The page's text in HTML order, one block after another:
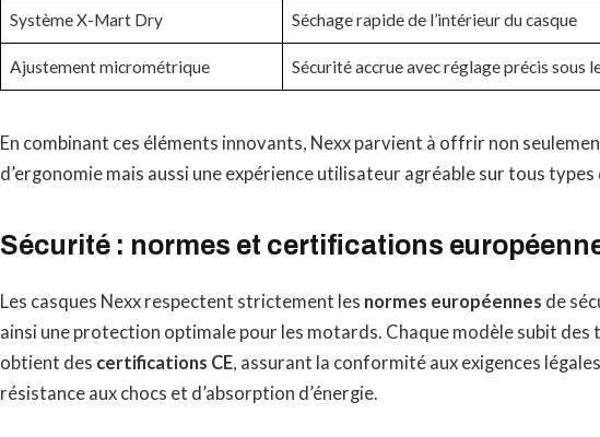
Système X-Mart Dry Séchage rapide de l’intérieur du casque
Ajustement micrométrique Sécurité accrue avec réglage précis sous
En combinant ces éléments innovants, Nexx parvient à offrir non
d’ergonomie mais aussi une expérience utilisateur agréable sur tous
Sécurité : normes et certifications
Les casques Nexx respectent strictement les normes européennes de
ainsi une protection optimale pour les motards. Chaque modèle subit des
obtient des certifications CE, assurant la conformité aux exigences
résistance aux chocs et d’absorption d’énergie.